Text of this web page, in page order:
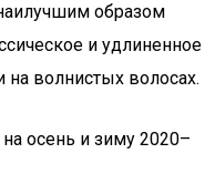
обра­зом
и удли­нен­ное
на вол­ни­стых волосах.
осень и зиму 2020–